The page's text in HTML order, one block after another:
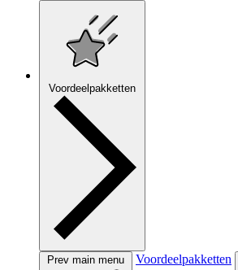
Voordeelpakketten
Prev main menu Voordeelpakketten